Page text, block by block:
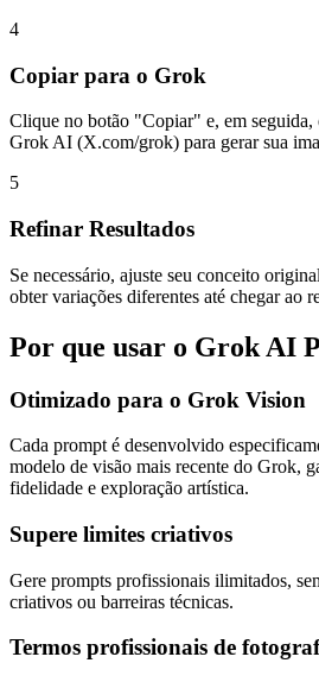
4
Copiar para o Grok
Clique no botão "Copiar" e, em
Grok AI (X.com/grok) para gerar sua
5
Refinar Resultados
Se necessário, ajuste seu conceito
obter variações diferentes até chegar ao
Por que usar o Grok AI
Otimizado para o Grok Vision
Cada prompt é desenvolvido
modelo de visão mais recente do Grok,
fidelidade e exploração artística.
Supere limites criativos
Gere prompts profissionais ilimitados,
criativos ou barreiras técnicas.
Termos profissionais de